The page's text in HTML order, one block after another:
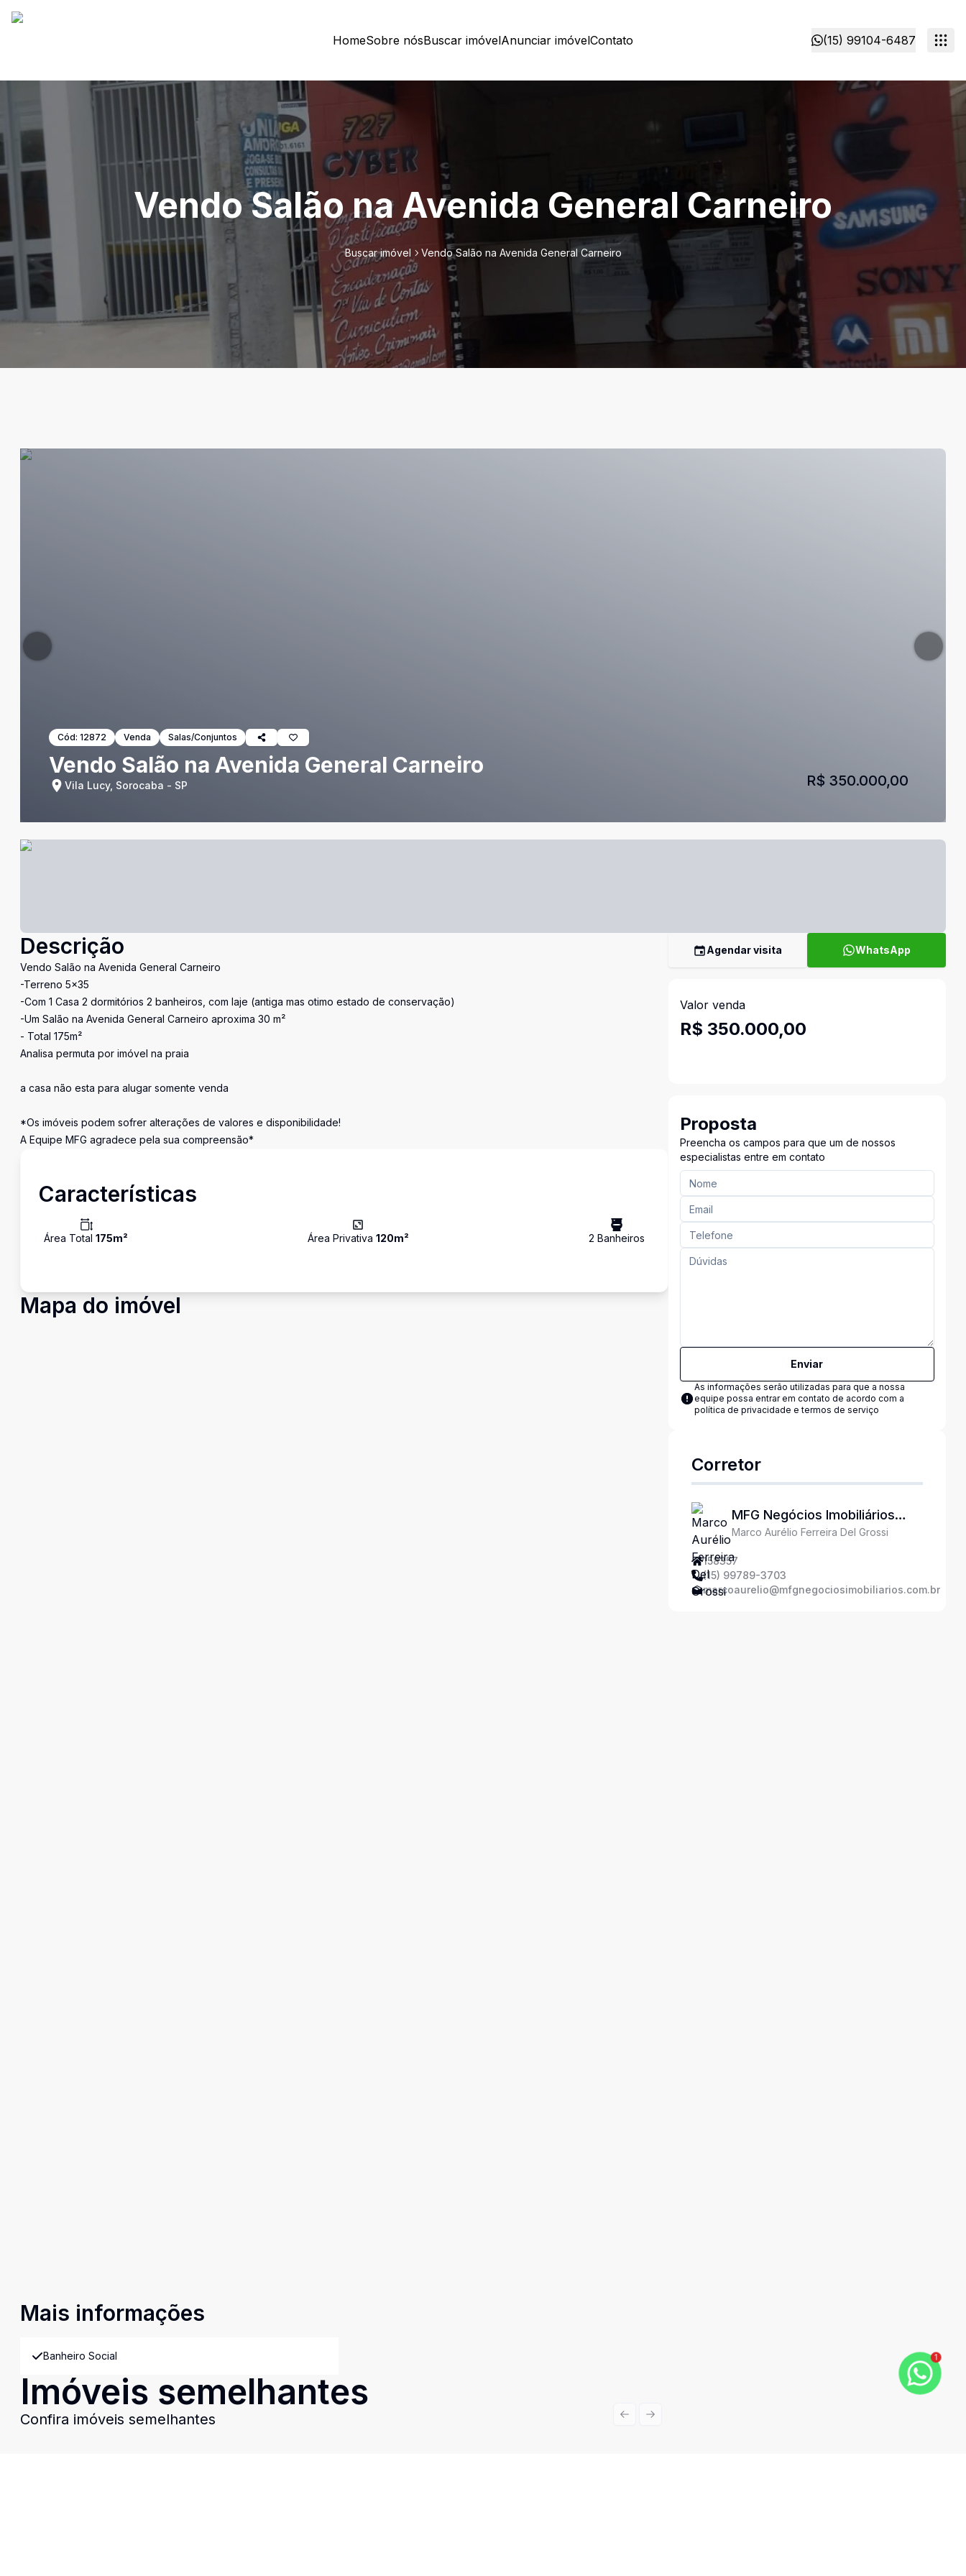
HomeSobre nósBuscar imóvelAnunciar imóvelContato (15) 99104-6487
Vendo Salão na Avenida General Carneiro
Buscar imóvel Vendo Salão na Avenida General Carneiro
Cód: 12872 Venda Salas/Conjuntos
Vendo Salão na Avenida General Carneiro
Vila Lucy, Sorocaba - SP R$ 350.000,00
Descrição
Vendo Salão na Avenida General Carneiro
-Terreno 5x35
-Com 1 Casa 2 dormitórios 2 banheiros, com laje (antiga mas otimo estado de conservação)
-Um Salão na Avenida General Carneiro aproxima 30 m²
- Total 175m²
Analisa permuta por imóvel na praia
a casa não esta para alugar somente venda
*Os imóveis podem sofrer alterações de valores e disponibilidade!
A Equipe MFG agradece pela sua compreensão*
Características
Área Total 175m² Área Privativa 120m² 2 Banheiros
Mapa do imóvel
Mais informações
Banheiro Social
Imóveis semelhantes
Confira imóveis semelhantes Previous slide
Next slide
Agendar visita WhatsApp
Valor venda
R$ 350.000,00
Proposta
Preencha os campos para que um de nossos
especialistas entre em contato
Enviar
As informações serão utilizadas para que a nossa
equipe possa entrar em contato de acordo com a
política de privacidade e termos de serviço
Corretor
MFG Negócios Imobiliários
Ltda
Marco Aurélio Ferreira Del Grossi
158357
(15) 99789-3703
marcoaurelio@mfgnegociosimobiliarios.com.br
1